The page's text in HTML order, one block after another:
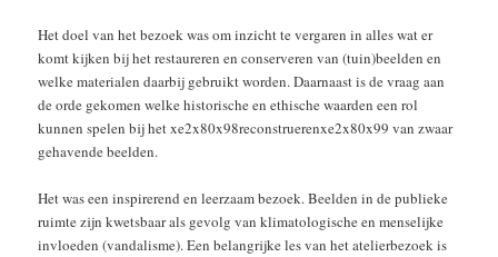
Het doel van het bezoek was om inzicht te vergaren in alles wat er
komt kijken bij het restaureren en conserveren van (tuin)beelden en
welke materialen daarbij gebruikt worden. Daarnaast is de vraag aan
de orde gekomen welke historische en ethische waarden een rol
kunnen spelen bij het xe2x80x98reconstruerenxe2x80x99 van zwaar
gehavende beelden.
Het was een inspirerend en leerzaam bezoek. Beelden in de publieke
ruimte zijn kwetsbaar als gevolg van klimatologische en menselijke
invloeden (vandalisme). Een belangrijke les van het atelierbezoek is